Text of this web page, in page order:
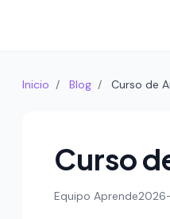
Inicio / Blog / Curso de
Curso
Equipo Aprende